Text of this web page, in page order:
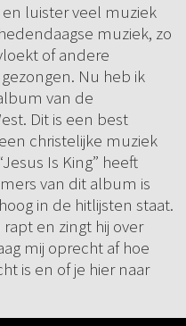
en luister veel muziek
muziek, zo
of andere
Nu heb ik
van de
Dit is een best
christelijke muziek
Is King” heeft
van dit album is
in de hitlijsten staat.
en zingt hij over
mij oprecht af hoe
is en of je hier naar